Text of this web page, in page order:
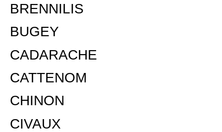
BRENNILIS
BUGEY
CADARACHE
CATTENOM
CHINON
CIVAUX